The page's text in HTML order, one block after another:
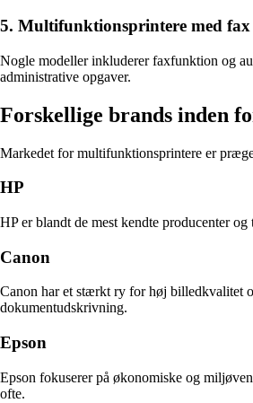
5. Multifunktionsprintere med
Nogle modeller inkluderer faxfunktion og
administrative opgaver.
Forskellige brands inden
Markedet for multifunktionsprintere er
HP
HP er blandt de mest kendte producenter
Canon
Canon har et stærkt ry for høj billedkvalitet
dokumentudskrivning.
Epson
Epson fokuserer på økonomiske og
ofte.